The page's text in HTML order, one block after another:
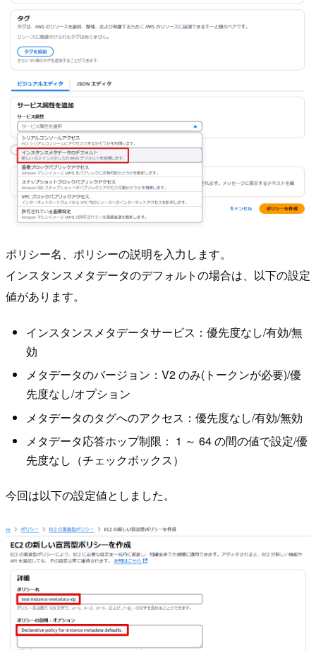
ポリシー名、ポリシーの説明を入力します。
インスタンスメタデータのデフォルトの場合は、以下の設定
値があります。
インスタンスメタデータサービス：優先度なし/有効/無
効
メタデータのバージョン：V2 のみ(トークンが必要)/優
先度なし/オプション
メタデータのタグへのアクセス：優先度なし/有効/無効
メタデータ応答ホップ制限： 1 ～ 64 の間の値で設定/優
先度なし（チェックボックス）
今回は以下の設定値としました。